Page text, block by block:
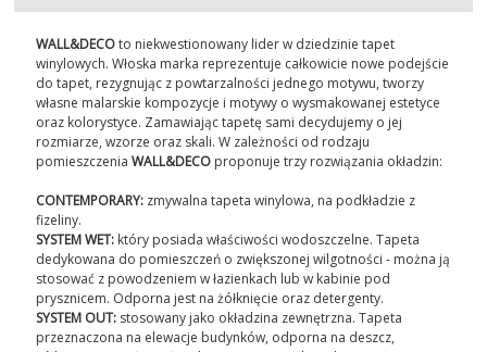
WALL&DECOto niekwestionowany lider w dziedzinie tapet
winylowych. Włoska marka reprezentuje całkowicie nowe podejście
do tapet, rezygnując z powtarzalności jednego motywu, tworzy
własne malarskie kompozycje i motywy o wysmakowanej estetyce
oraz kolorystyce. Zamawiając tapetę sami decydujemy o jej
rozmiarze, wzorze oraz skali. W zależności od rodzaju
pomieszczeniaWALL&DECO proponuje trzy rozwiązania okładzin:
CONTEMPORARY: zmywalna tapeta winylowa, na podkładzie z
fizeliny.
SYSTEM WET: który posiada właściwości wodoszczelne. Tapeta
dedykowana do pomieszczeń o zwiększonej wilgotności - można ją
stosować z powodzeniem w łazienkach lub w kabinie pod
prysznicem. Odporna jest na żółknięcie oraz detergenty.
SYSTEM OUT: stosowany jako okładzina zewnętrzna. Tapeta
przeznaczona na elewacje budynków, odporna na deszcz,